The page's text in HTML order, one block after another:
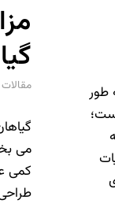
طور
می
کمی